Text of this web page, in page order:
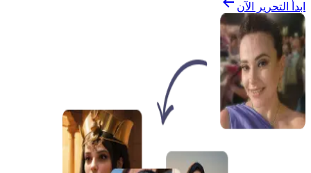
ابدأ التحرير الآن